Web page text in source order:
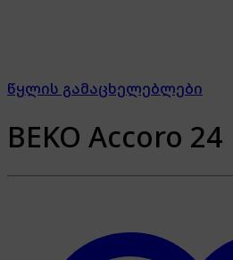
წყლის გამაცხელებლები
BEKO Accoro 24